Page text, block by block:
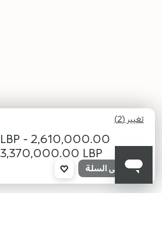
تغيير (2)
2,610,000.00 LBP
-
3,370,000.00 LBP
أضف إلى السلة